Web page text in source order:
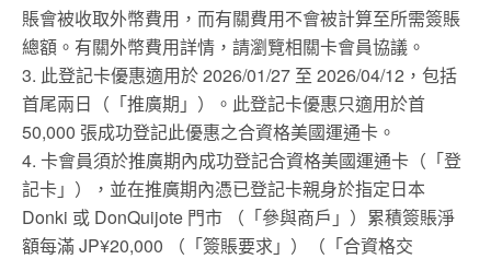
賬會被收取外幣費用，而有關費用不會被計算至所需簽賬
總額。有關外幣費用詳情，請瀏覽相關卡會員協議。
3. 此登記卡優惠適用於 2026/01/27 至 2026/04/12，包括
首尾兩日（「推廣期」）。此登記卡優惠只適用於首
50,000 張成功登記此優惠之合資格美國運通卡。
4. 卡會員須於推廣期內成功登記合資格美國運通卡（「登
記卡」），並在推廣期內憑已登記卡親身於指定日本
Donki 或 DonQuijote 門市 （「參與商戶」）累積簽賬淨
額每滿 JP¥20,000 （「簽賬要求」）（「合資格交